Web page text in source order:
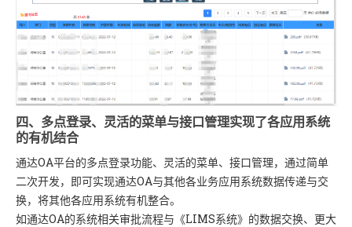
四、多点登录、灵活的菜单与接口管理实现了各应用系统
的有机结合
通达OA平台的多点登录功能、灵活的菜单、接口管理，通过简单
二次开发，即可实现通达OA与其他各业务应用系统数据传递与交
换，将其他各应用系统有机整合。
如通达OA的系统相关审批流程与《LIMS系统》的数据交换、更大